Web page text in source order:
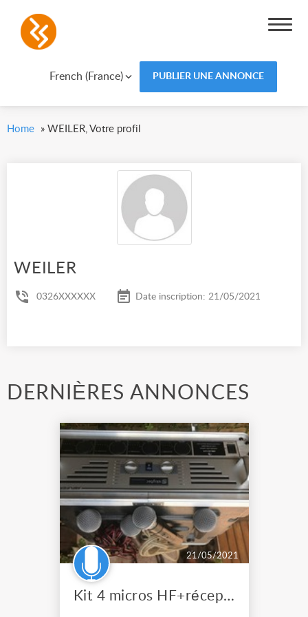
French (France) PUBLIER UNE ANNONCE
Home » WEILER, Votre profil
WEILER
0326XXXXXX Date inscription: 21/05/2021
DERNIÈRES ANNONCES
21/05/2021
Kit 4 micros HF+récepteur en flight case pour concerts, conférences, karaoke